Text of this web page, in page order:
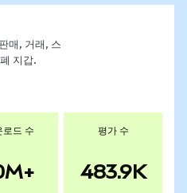
매, 거래, 스
지갑.
로드 수 평가 수
483.9K